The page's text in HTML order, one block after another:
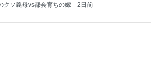
クソ義母vs都会育ちの嫁 2日前